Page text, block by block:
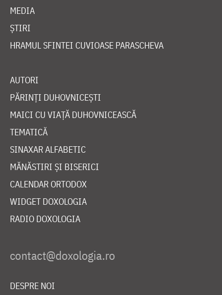
MEDIA
ȘTIRI
HRAMUL SFINTEI CUVIOASE PARASCHEVA
AUTORI
PĂRINȚI DUHOVNICEȘTI
MAICI CU VIAȚĂ DUHOVNICEASCĂ
TEMATICĂ
SINAXAR ALFABETIC
MĂNĂSTIRI ȘI BISERICI
CALENDAR ORTODOX
WIDGET DOXOLOGIA
RADIO DOXOLOGIA
DESPRE NOI